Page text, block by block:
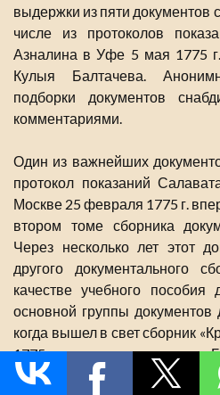
выдержки из пяти документов
числе из протоколов
Азналина в Уфе 5 мая 1775
Кулыя Балтачева.
подборки документов
комментариями.
Один из важнейших
протокол показаний
Москве 25 февраля 1775 г.
втором томе сборника
Через несколько лет этот
другого документального
качестве учебного пособия
основной группы документов
когда вышел в свет сборник
1775 гг. на территории
приложения в сборник